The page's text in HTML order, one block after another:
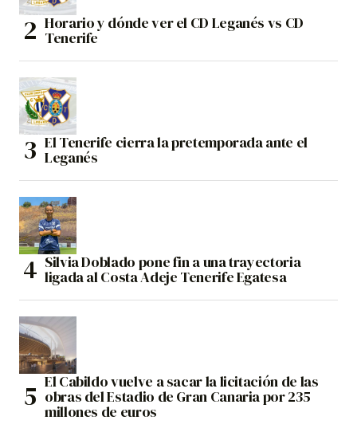
Horario y dónde ver el CD Leganés vs CD
Tenerife
El Tenerife cierra la pretemporada ante el
Leganés
Silvia Doblado pone fin a una trayectoria
ligada al Costa Adeje Tenerife Egatesa
El Cabildo vuelve a sacar la licitación de las
obras del Estadio de Gran Canaria por 235
millones de euros